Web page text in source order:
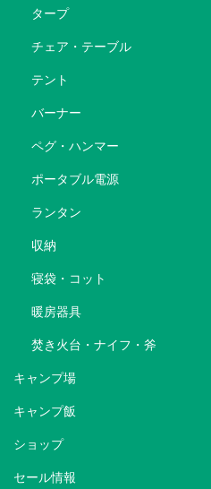
タープ
チェア・テーブル
テント
バーナー
ペグ・ハンマー
ポータブル電源
ランタン
収納
寝袋・コット
暖房器具
焚き火台・ナイフ・斧
キャンプ場
キャンプ飯
ショップ
セール情報